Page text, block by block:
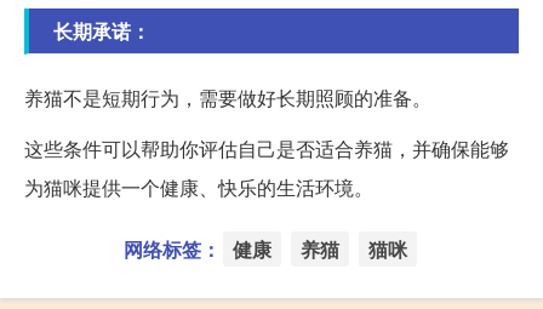
长期承诺：
养猫不是短期行为，需要做好长期照顾的准备。
这些条件可以帮助你评估自己是否适合养猫，并确保能够
为猫咪提供一个健康、快乐的生活环境。
网络标签： 健康 养猫 猫咪